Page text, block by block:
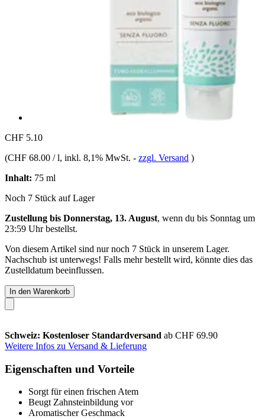
CHF 5.10
(CHF 68.00 / l, inkl. 8,1% MwSt. - zzgl. Versand )
Inhalt: 75 ml
Noch 7 Stück auf Lager
Zustellung bis Donnerstag, 13. August, wenn du bis Sonntag um
23:59 Uhrbestellst.
Von diesem Artikel sind nur noch 7 Stück in unserem Lager.
Nachschub ist unterwegs! Falls mehr bestellt wird, könnte dies das
Zustelldatum beeinflussen.
In den Warenkorb
Schweiz: Kostenloser Standardversand ab CHF 69.90
Weitere Infos zu Versand & Lieferung
Eigenschaften und Vorteile
Sorgt für einen frischen Atem
Beugt Zahnsteinbildung vor
Aromatischer Geschmack